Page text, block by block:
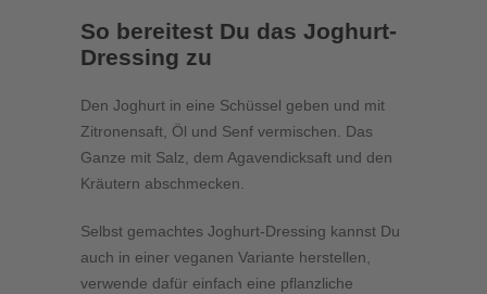
So bereitest Du das Joghurt-
Dressing zu
Den Joghurt in eine Schüssel geben und mit
Zitronensaft, Öl und Senf vermischen. Das
Ganze mit Salz, dem Agavendicksaft und den
Kräutern abschmecken.
Selbst gemachtes Joghurt-Dressing kannst Du
auch in einer veganen Variante herstellen,
verwende dafür einfach eine pflanzliche